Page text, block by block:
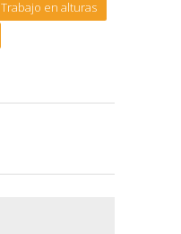
Trabajo en alturas